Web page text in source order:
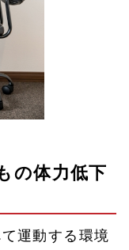
の体力低下
運動する環境